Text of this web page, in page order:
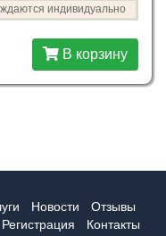
индивидуально
В корзину
Новости
Отзывы
Регистрация Контакты